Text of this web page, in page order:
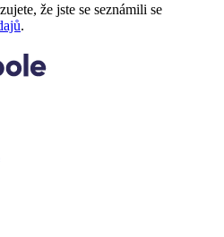
že jste se seznámili se
.